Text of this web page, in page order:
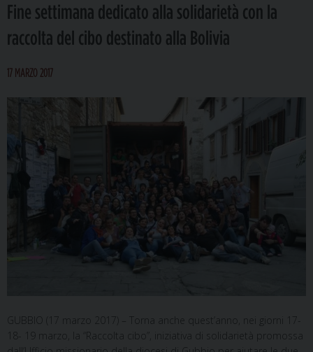
Fine settimana dedicato alla solidarietà con la
raccolta del cibo destinato alla Bolivia
17 MARZO 2017
GUBBIO (17 marzo 2017) – Torna anche quest’anno, nei giorni 17-
18- 19 marzo, la “Raccolta cibo”, iniziativa di solidarietà promossa